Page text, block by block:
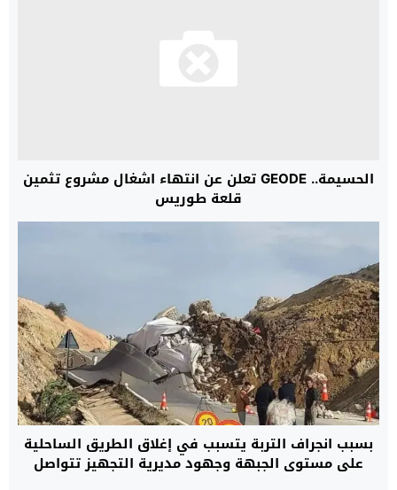
الحسيمة.. GEODE تعلن عن انتهاء اشغال مشروع تثمين
قلعة طوريس
بسبب انجراف التربة يتسبب في إغلاق الطريق الساحلية
على مستوى الجبهة وجهود مديرية التجهيز تتواصل